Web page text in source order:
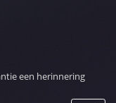
een herinnering